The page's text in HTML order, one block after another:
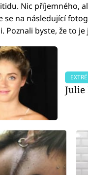
Nic příjemného,
se na následující
Poznali byste, že to je
Julie